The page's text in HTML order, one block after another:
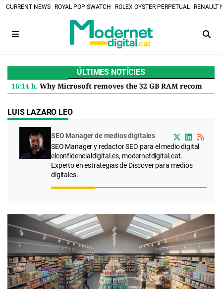
CURRENT NEWS ROYAL POP SWATCH ROLEX OYSTER PERPETUAL RENAULT
ÚLTIMES NOTÍCIES
16:14 h. Why Microsoft removes the 32 GB RAM recommendation for Windows 11 and what it means for you
LUIS LAZARO LEO
SEO Manager de medios digitales
SEO Manager y redactor SEO para el medio digital
elconfidencialdigital.es, modernetdigital.cat.
Experto en estrategias de Discover para medios
digitales.